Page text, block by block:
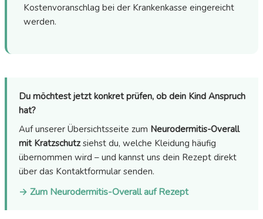
Kostenvoranschlag bei der Krankenkasse eingereicht
werden.
Du möchtest jetzt konkret prüfen, ob dein Kind Anspruch
hat?
Auf unserer Übersichtsseite zum Neurodermitis-Overall
mit Kratzschutz siehst du, welche Kleidung häufig
übernommen wird – und kannst uns dein Rezept direkt
über das Kontaktformular senden.
→ Zum Neurodermitis-Overall auf Rezept